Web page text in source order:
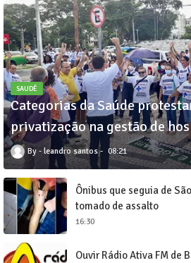
SAUDÊ
Categorias da Saúde
privatização na gestão de
leandro santos 08:21
Ônibus que seguia de
tomado de assalto
16:30
Ouvir Rádio Ativa FM de